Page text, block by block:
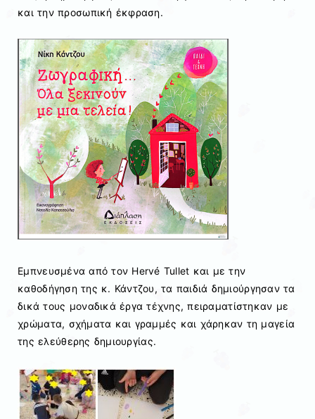
και την προσωπική έκφραση.
Εμπνευσμένα από τον Hervé Tullet και με την
καθοδήγηση της κ. Κάντζου, τα παιδιά δημιούργησαν τα
δικά τους μοναδικά έργα τέχνης, πειραματίστηκαν με
χρώματα, σχήματα και γραμμές και χάρηκαν τη μαγεία
της ελεύθερης δημιουργίας.